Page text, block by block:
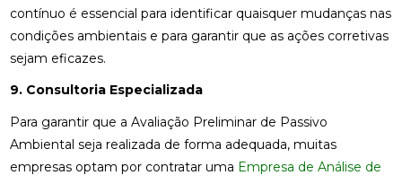
contínuo é essencial para identificar quaisquer mudanças nas
condições ambientais e para garantir que as ações corretivas
sejam eficazes.
9. Consultoria Especializada
Para garantir que a Avaliação Preliminar de Passivo
Ambiental seja realizada de forma adequada, muitas
empresas optam por contratar uma Empresa de Análise de